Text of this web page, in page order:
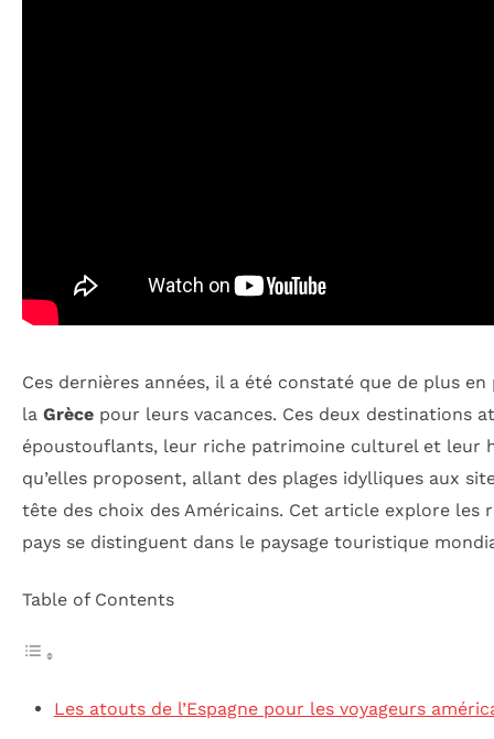
Ces dernières années, il a été constaté que de plus
la Grèce pour leurs vacances. Ces deux destinations
époustouflants, leur riche patrimoine culturel et leur
qu’elles proposent, allant des plages idylliques aux
tête des choix des Américains. Cet article explore
pays se distinguent dans le paysage touristique
Table of Contents
Les atouts de l’Espagne pour les voyageurs